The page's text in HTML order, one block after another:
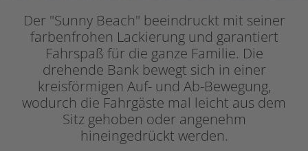
Der "Sunny Beach" beeindruckt mit seiner
farbenfrohen Lackierung und garantiert
Fahrspaß für die ganze Familie. Die
drehende Bank bewegt sich in einer
kreisförmigen Auf- und Ab-Bewegung,
wodurch die Fahrgäste mal leicht aus dem
Sitz gehoben oder angenehm
hineingedrückt werden.